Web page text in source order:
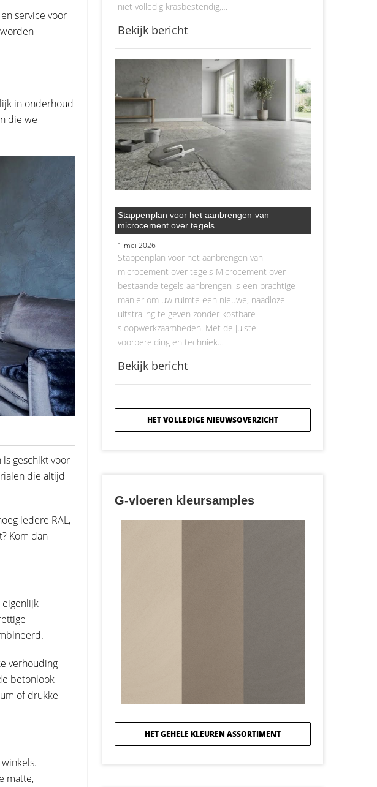
service voor
in onderhoud
die we
geschikt voor
die altijd
iedere RAL,
Kom dan
eigenlijk
verhouding
betonlook
of drukke
matte,
niet volledig krasbestendig,…
Bekijk bericht
Stappenplan voor het aanbrengen van
microcement over tegels
1 mei 2026
Stappenplan voor het aanbrengen van
microcement over tegels Microcement over
bestaande tegels aanbrengen is een prachtige
manier om uw ruimte een nieuwe, naadloze
uitstraling te geven zonder kostbare
sloopwerkzaamheden. Met de juiste
voorbereiding en techniek…
Bekijk bericht
HET VOLLEDIGE NIEUWSOVERZICHT
G-vloeren kleursamples
HET GEHELE KLEUREN ASSORTIMENT